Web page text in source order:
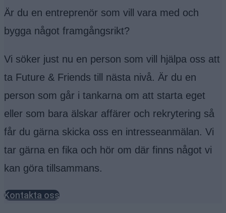
Är du en entreprenör som vill vara med och
bygga något framgångsrikt?
Vi söker just nu en person som vill hjälpa oss att
ta Future & Friends till nästa nivå. Är du en
person som går i tankarna om att starta eget
eller som bara älskar affärer och rekrytering så
får du gärna skicka oss en intresseanmälan. Vi
tar gärna en fika och hör om där finns något vi
kan göra tillsammans.
Kontakta oss